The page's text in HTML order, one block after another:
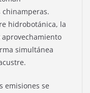
hidrobotánica, la
simultánea
emisiones se